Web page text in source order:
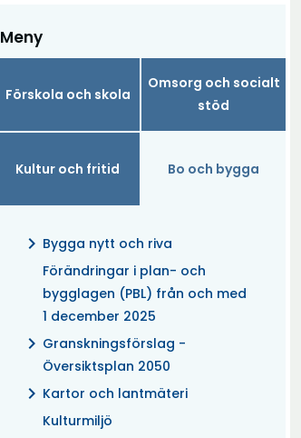
Meny
Förskola och skola
Omsorg och socialt
stöd
Kultur och fritid Bo och bygga
chevron_right Bygga nytt och riva
Förändringar i plan- och
bygglagen (PBL) från och med
1 december 2025
chevron_right Granskningsförslag -
Översiktsplan 2050
chevron_right Kartor och lantmäteri
Kulturmiljö